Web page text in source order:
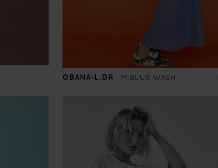
OBANA-L.DR
M.BLUE WASH